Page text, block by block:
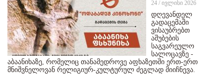
24 / ივლისი 2026
დღევანდელ
გადაცემაში
ვისაუბრებთ
აშუბების
საგვარეულო
სალოცავზე -
აბაანიხაზე, რომელიც თანამედროვე აფხაზეთში ერთ-ერთ
მნიშვნელოვან რელიგიურ-კულტურულ ძეგლად მიიჩნევა.